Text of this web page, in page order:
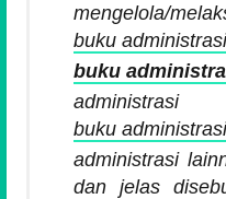
mengelola/
buku
buku
buku
administrasi
dan jelas